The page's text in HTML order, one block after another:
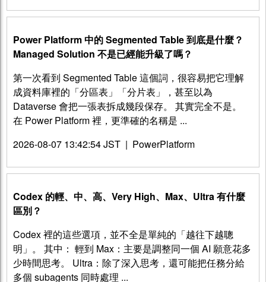
Power Platform 中的 Segmented Table 到底是什麼？
Managed Solution 不是已經能升級了嗎？
第一次看到 Segmented Table 這個詞，很容易把它理解
成資料庫裡的「分區表」「分片表」，甚至以為
Dataverse 會把一張表拆成幾段保存。 其實完全不是。
在 Power Platform 裡，更準確的名稱是 ...
2026-08-07 13:42:54 JST | PowerPlatform
Codex 的輕、中、高、Very High、Max、Ultra 有什麼
區別？
Codex 裡的這些選項，並不全是單純的「越往下越聰
明」。 其中： 輕到 Max：主要是調整同一個 AI 願意花多
少時間思考。 Ultra：除了深入思考，還可能把任務分給
多個 subagents 同時處理 ...